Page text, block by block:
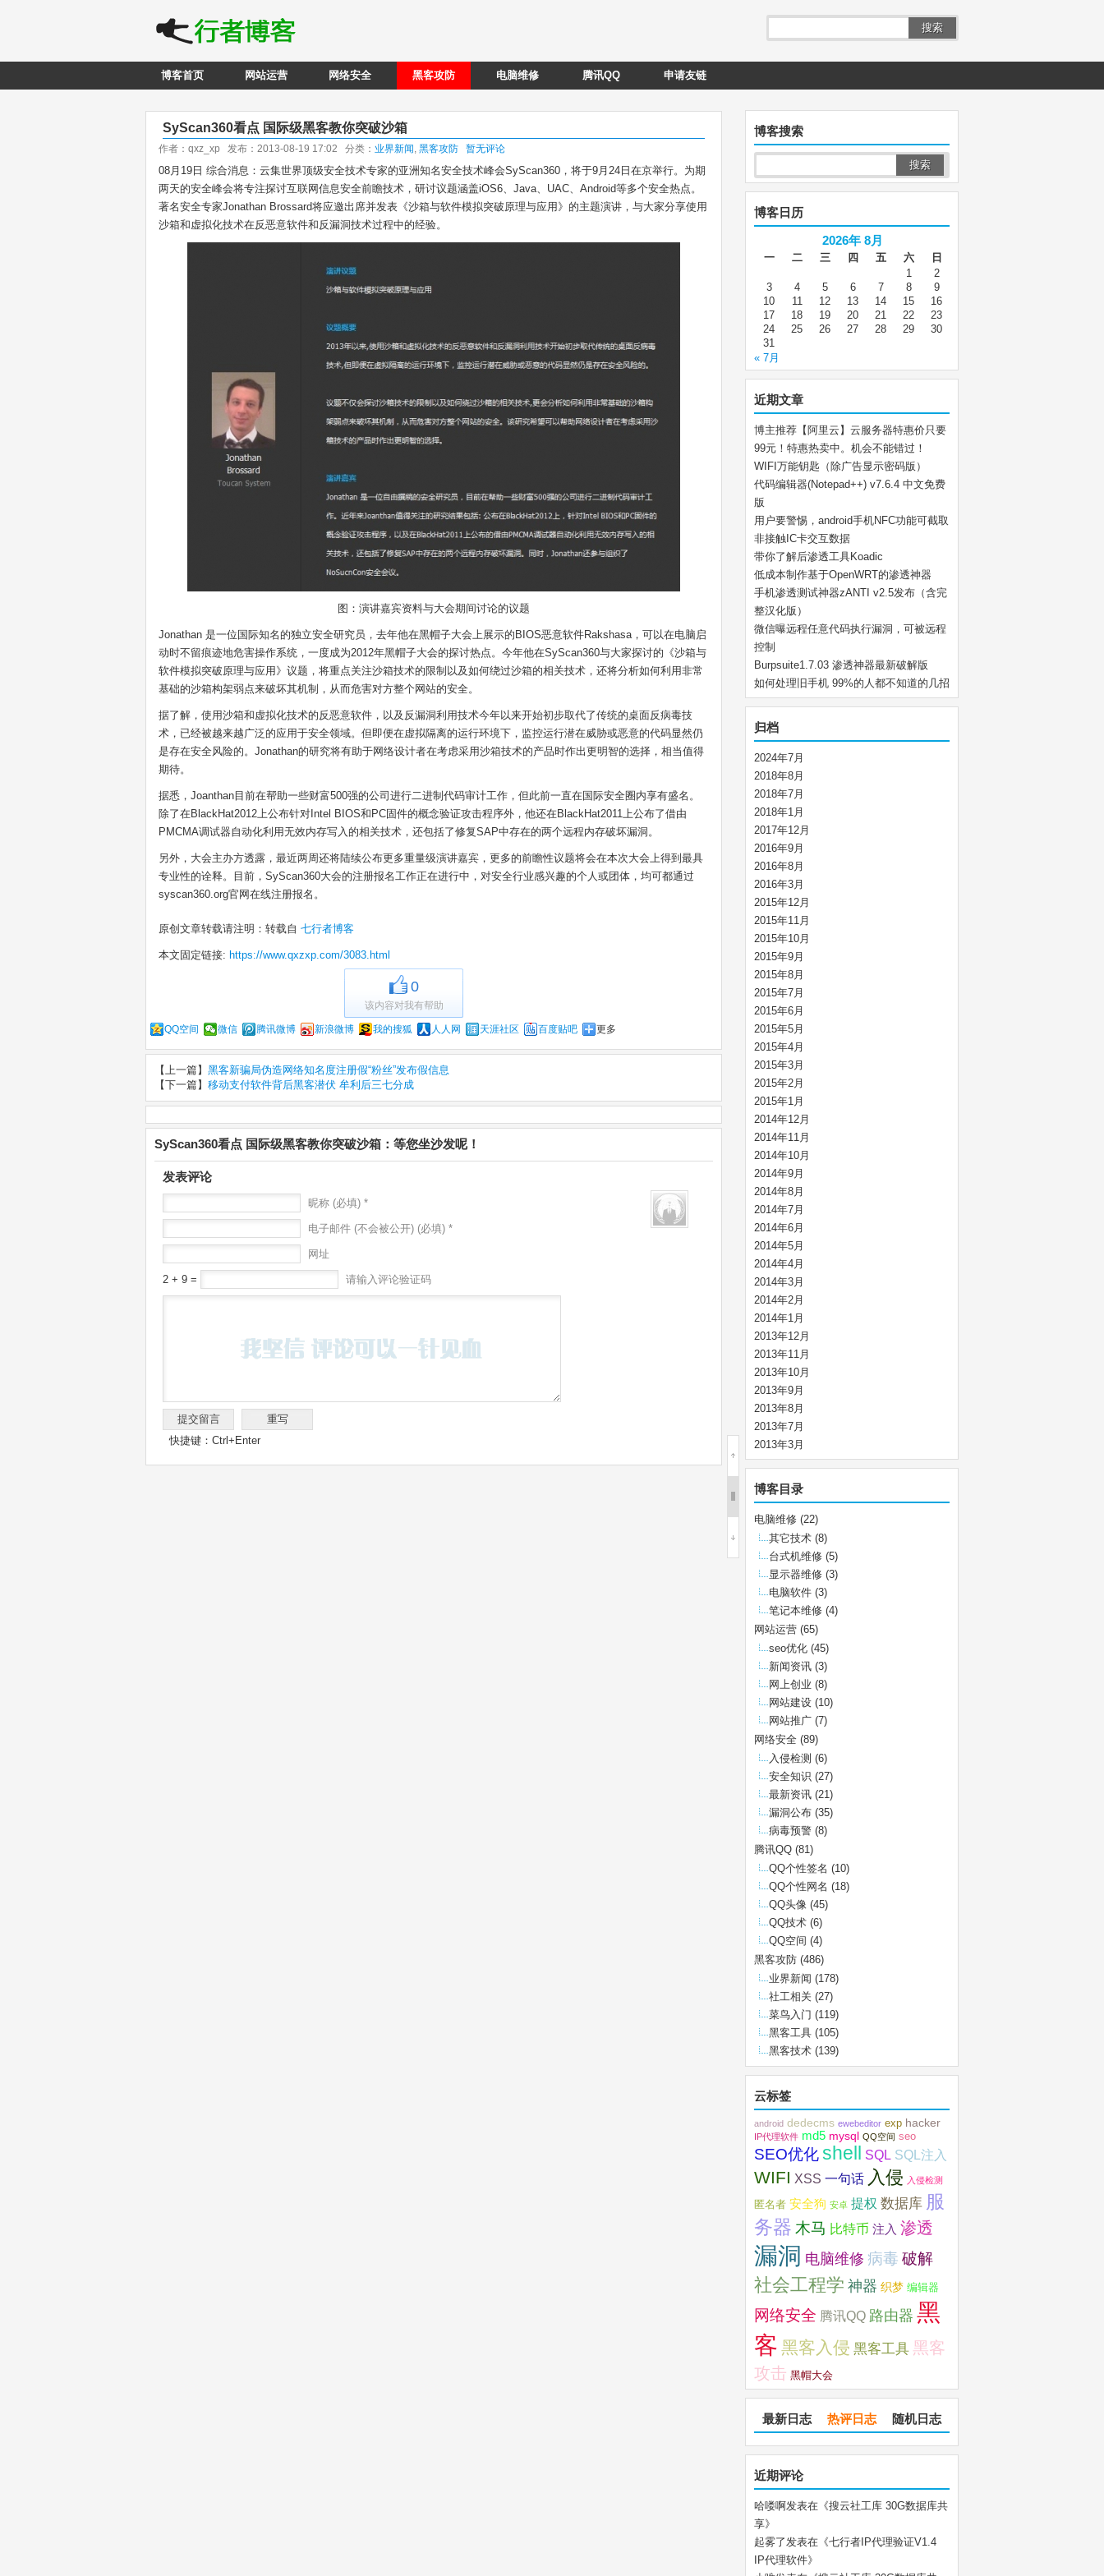
搜索
博客首页 网站运营 网络安全 黑客攻防 电脑维修 腾讯QQ 申请友链
SyScan360看点 国际级黑客教你突破沙箱
作者：qxz_xp 发布：2013-08-19 17:02 分类： 业界新闻, 黑客攻防 暂无评论
08月19日 综合消息：云集世界顶级安全技术专家的亚洲知名安全技术峰会SyScan360，将于9月24日在京举行。为期
两天的安全峰会将专注探讨互联网信息安全前瞻技术，研讨议题涵盖iOS6、Java、UAC、Android等多个安全热点。
著名安全专家Jonathan Brossard将应邀出席并发表《沙箱与软件模拟突破原理与应用》的主题演讲，与大家分享使用
沙箱和虚拟化技术在反恶意软件和反漏洞技术过程中的经验。
图：演讲嘉宾资料与大会期间讨论的议题
Jonathan 是一位国际知名的独立安全研究员，去年他在黑帽子大会上展示的BIOS恶意软件Rakshasa，可以在电脑启
动时不留痕迹地危害操作系统，一度成为2012年黑帽子大会的探讨热点。今年他在SyScan360与大家探讨的《沙箱与
软件模拟突破原理与应用》议题，将重点关注沙箱技术的限制以及如何绕过沙箱的相关技术，还将分析如何利用非常
基础的沙箱构架弱点来破坏其机制，从而危害对方整个网站的安全。
据了解，使用沙箱和虚拟化技术的反恶意软件，以及反漏洞利用技术今年以来开始初步取代了传统的桌面反病毒技
术，已经被越来越广泛的应用于安全领域。但即便在虚拟隔离的运行环境下，监控运行潜在威胁或恶意的代码显然仍
是存在安全风险的。Jonathan的研究将有助于网络设计者在考虑采用沙箱技术的产品时作出更明智的选择，相当值得
期待。
据悉，Joanthan目前在帮助一些财富500强的公司进行二进制代码审计工作，但此前一直在国际安全圈内享有盛名。
除了在BlackHat2012上公布针对Intel BIOS和PC固件的概念验证攻击程序外，他还在BlackHat2011上公布了借由
PMCMA调试器自动化利用无效内存写入的相关技术，还包括了修复SAP中存在的两个远程内存破坏漏洞。
另外，大会主办方透露，最近两周还将陆续公布更多重量级演讲嘉宾，更多的前瞻性议题将会在本次大会上得到最具
专业性的诠释。目前，SyScan360大会的注册报名工作正在进行中，对安全行业感兴趣的个人或团体，均可都通过
syscan360.org官网在线注册报名。
原创文章转载请注明：转载自 七行者博客
本文固定链接: https://www.qxzxp.com/3083.html
0
该内容对我有帮助
QQ空间 微信 腾讯微博 新浪微博 我的搜狐 人人网 天涯社区 百度贴吧 更多
【上一篇】 黑客新骗局伪造网络知名度注册假“粉丝”发布假信息
【下一篇】 移动支付软件背后黑客潜伏 牟利后三七分成
SyScan360看点 国际级黑客教你突破沙箱：等您坐沙发呢！
发表评论
昵称 (必填) *
电子邮件 (不会被公开) (必填) *
网址
2 + 9 = 请输入评论验证码
快捷键：Ctrl+Enter
博客搜索
博客日历
2026年 8月
一 二 三 四 五 六
日
1
2
3
4 5 6 7 8
9
10
11 12 13 14 15
16
17
18 19 20 21 22
23
24
25 26 27 28 29
30
31
« 7月
近期文章
博主推荐【阿里云】云服务器特惠价只要
99元！特惠热卖中。机会不能错过！
WIFI万能钥匙（除广告显示密码版）
代码编辑器(Notepad++) v7.6.4 中文免费
版
用户要警惕，android手机NFC功能可截取
非接触IC卡交互数据
带你了解后渗透工具Koadic
低成本制作基于OpenWRT的渗透神器
手机渗透测试神器zANTI v2.5发布（含完
整汉化版）
微信曝远程任意代码执行漏洞，可被远程
控制
Burpsuite1.7.03 渗透神器最新破解版
如何处理旧手机 99%的人都不知道的几招
归档
2024年7月
2018年8月
2018年7月
2018年1月
2017年12月
2016年9月
2016年8月
2016年3月
2015年12月
2015年11月
2015年10月
2015年9月
2015年8月
2015年7月
2015年6月
2015年5月
2015年4月
2015年3月
2015年2月
2015年1月
2014年12月
2014年11月
2014年10月
2014年9月
2014年8月
2014年7月
2014年6月
2014年5月
2014年4月
2014年3月
2014年2月
2014年1月
2013年12月
2013年11月
2013年10月
2013年9月
2013年8月
2013年7月
2013年3月
博客目录
电脑维修 (22)
其它技术 (8)
台式机维修 (5)
显示器维修 (3)
电脑软件 (3)
笔记本维修 (4)
网站运营 (65)
seo优化 (45)
新闻资讯 (3)
网上创业 (8)
网站建设 (10)
网站推广 (7)
网络安全 (89)
入侵检测 (6)
安全知识 (27)
最新资讯 (21)
漏洞公布 (35)
病毒预警 (8)
腾讯QQ (81)
QQ个性签名 (10)
QQ个性网名 (18)
QQ头像 (45)
QQ技术 (6)
QQ空间 (4)
黑客攻防 (486)
业界新闻 (178)
社工相关 (27)
菜鸟入门 (119)
黑客工具 (105)
黑客技术 (139)
云标签
android dedecms ewebeditor exp hacker
IP代理软件 md5 mysql QQ空间 seo
SEO优化shell SQL SQL注入
WIFI XSS 一句话 入侵 入侵检测
匿名者 安全狗 安卓 提权 数据库 服
务器 木马 比特币 注入 渗透
漏洞 电脑维修 病毒 破解
社会工程学 神器 织梦 编辑器
网络安全 腾讯QQ 路由器 黑
客 黑客入侵 黑客工具 黑客
攻击 黑帽大会
最新日志 热评日志 随机日志
近期评论
哈喽啊发表在《搜云社工库 30G数据库共
享》
起雾了发表在《七行者IP代理验证V1.4
IP代理软件》